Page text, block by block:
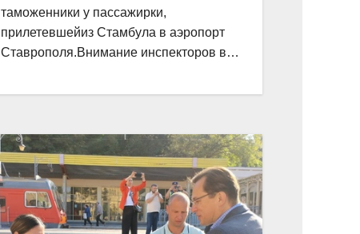
таможенники у пассажирки,
прилетевшейиз Стамбула в аэропорт
Ставрополя.Внимание инспекторов в…